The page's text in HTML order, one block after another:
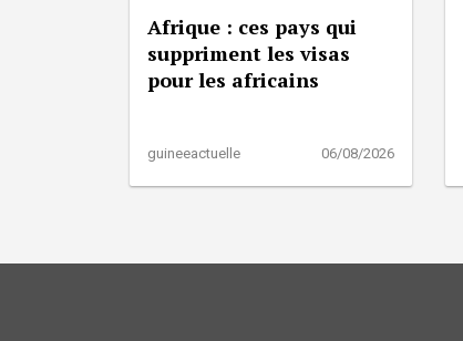
Afrique : ces pays qui
suppriment les visas
pour les africains
guineeactuelle 06/08/2026